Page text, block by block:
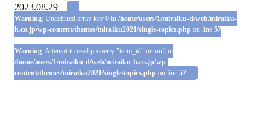
2023.08.29
Warning: Undefined array key 0 in /home/users/1/miraiku-d/web/miraiku-
h.co.jp/wp-content/themes/miraiku2021/single-topics.php on line 57
Warning: Attempt to read property "term_id" on null in
/home/users/1/miraiku-d/web/miraiku-h.co.jp/wp-
content/themes/miraiku2021/single-topics.php on line 57